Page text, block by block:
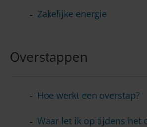
Zakelijke energie
Overstappen
Hoe werkt een overstap?
Waar let ik op tijdens het